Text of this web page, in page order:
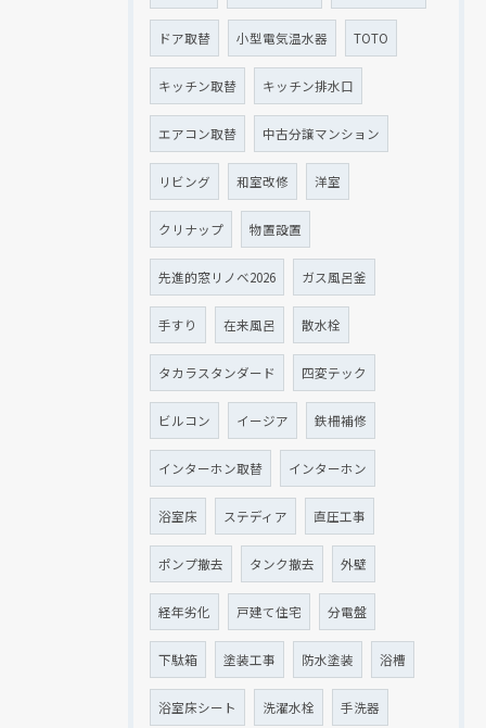
ドア取替 小型電気温水器 TOTO
キッチン取替 キッチン排水口
エアコン取替 中古分譲マンション
リビング 和室改修 洋室
クリナップ 物置設置
先進的窓リノベ2026 ガス風呂釜
手すり 在来風呂 散水栓
タカラスタンダード 四変テック
ビルコン イージア 鉄柵補修
インターホン取替 インターホン
浴室床 ステディア 直圧工事
ポンプ撤去 タンク撤去 外壁
経年劣化 戸建て住宅 分電盤
下駄箱 塗装工事 防水塗装 浴槽
浴室床シート 洗濯水栓 手洗器